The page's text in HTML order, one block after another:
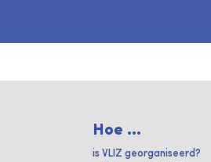
Hoe ...
is VLIZ georganiseerd?